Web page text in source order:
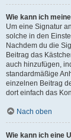
Wie kann ich
Um eine Signatur
solche in den
Nachdem du die
Beitrag das
auch hinzufügen,
standardmäßige
einzelnen Beitrag
dort einfach das
Nach oben
Wie kann ich eine